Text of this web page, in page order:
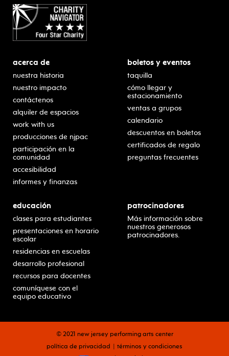
acerca de
nuestra historia
nuestro impacto
contáctenos
alquiler de espacios
work with us
producciones de njpac
participación en la
comunidad
accesibilidad
informes y finanzas
boletos y eventos
taquilla
cómo llegar y
estacionamiento
ventas a grupos
calendario
descuentos en boletos
certificados de regalo
preguntas frecuentes
educación
clases para estudiantes
presentaciones en horario
escolar
residencias en escuelas
desarrollo profesional
recursos para docentes
comuníquese con el
equipo educativo
patrocinadores
Más información sobre
nuestros generosos
patrocinadores.
© 2021 new jersey performing arts center
política de privacidad
términos y condiciones